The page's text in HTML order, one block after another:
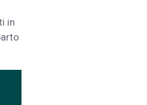
in